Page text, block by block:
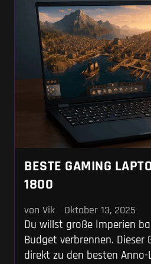
BESTE GAMING
1800
von Vik Oktober 13, 2025
Du willst große Imperien
Budget verbrennen. Dieser
direkt zu den besten